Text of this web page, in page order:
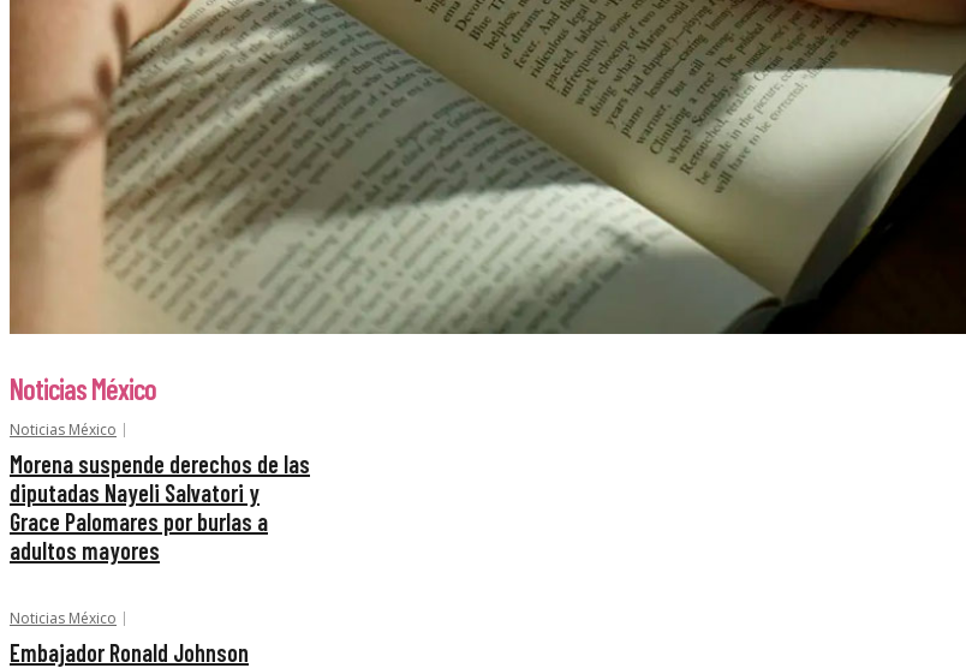
Noticias México
Noticias México
Morena suspende derechos de las
diputadas Nayeli Salvatori y
Grace Palomares por burlas a
adultos mayores
Noticias México
Embajador Ronald Johnson